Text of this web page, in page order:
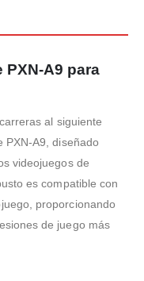
A9 para
al siguiente
PXN-A9, diseñado
videojuegos de
es compatible con
proporcionando
de juego más